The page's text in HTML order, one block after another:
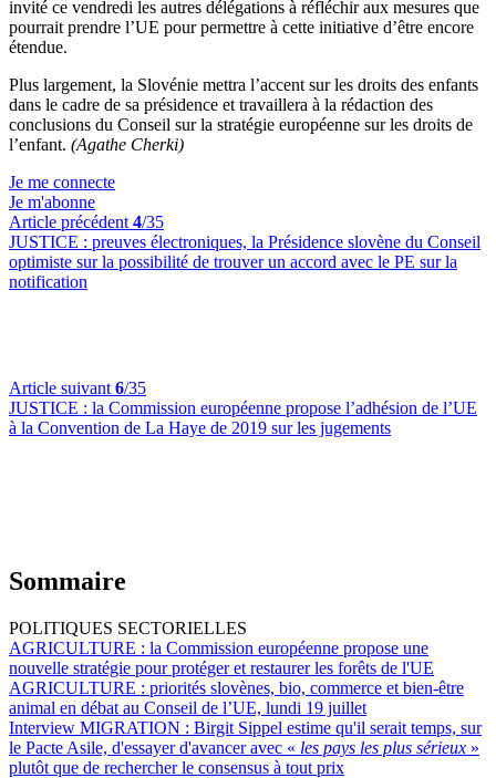
invité ce vendredi les autres délégations à réfléchir aux mesures que
pourrait prendre l’UE pour permettre à cette initiative d’être encore
étendue.
Plus largement, la Slovénie mettra l’accent sur les droits des enfants
dans le cadre de sa présidence et travaillera à la rédaction des
conclusions du Conseil sur la stratégie européenne sur les droits de
l’enfant. (Agathe Cherki)
Je me connecte
Je m'abonne
Article précédent 4/35
JUSTICE : preuves électroniques, la Présidence slovène du Conseil
optimiste sur la possibilité de trouver un accord avec le PE sur la
notification
Article suivant 6/35
JUSTICE : la Commission européenne propose l’adhésion de l’UE
à la Convention de La Haye de 2019 sur les jugements
Sommaire
POLITIQUES SECTORIELLES
AGRICULTURE : la Commission européenne propose une
nouvelle stratégie pour protéger et restaurer les forêts de l'UE
AGRICULTURE : priorités slovènes, bio, commerce et bien-être
animal en débat au Conseil de l’UE, lundi 19 juillet
Interview MIGRATION : Birgit Sippel estime qu'il serait temps, sur
le Pacte Asile, d'essayer d'avancer avec « les pays les plus sérieux »
plutôt que de rechercher le consensus à tout prix